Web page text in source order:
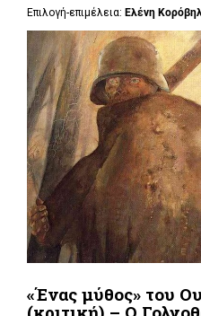
Επιλογή-επιμέλεια: Ελένη
«Ένας μύθος» του